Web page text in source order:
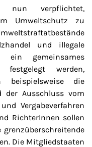
nun verpflichtet,
Umweltschutz zu
und illegale
ein gemeinsames
werden,
beispielsweise die
der Ausschluss vom
Vergabeverfahren
RichterInnen sollen
Die Mitgliedstaaten